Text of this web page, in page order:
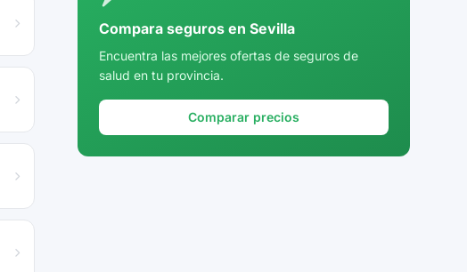
Córdoba
Cuenca
Girona
Compara seguros en Sevilla
Encuentra las mejores ofertas de seguros de
salud en tu provincia.
Comparar precios